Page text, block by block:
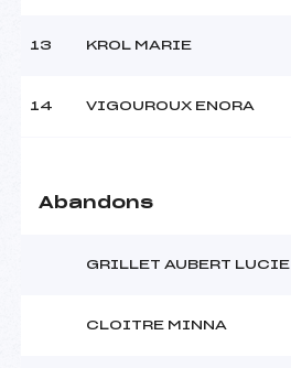
Ouvreurs C :
Ouvreurs E :
13 KROL MARIE
14 VIGOUROUX ENORA
Abandons
GRILLET AUBERT LUCIE
CLOITRE MINNA